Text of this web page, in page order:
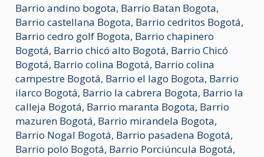
Barrio andino bogota, Barrio Batan Bogota,
Barrio castellana Bogota, Barrio cedritos Bogotá,
Barrio cedro golf Bogota, Barrio chapinero
Bogotá, Barrio chicó alto Bogotá, Barrio Chicó
Bogotá, Barrio colina Bogotá, Barrio colina
campestre Bogotá, Barrio el lago Bogota, Barrio
ilarco Bogotá, Barrio la cabrera Bogota, Barrio la
calleja Bogotá, Barrio maranta Bogota, Barrio
mazuren Bogotá, Barrio mirandela Bogota,
Barrio Nogal Bogotá, Barrio pasadena Bogotá,
Barrio polo Bogotá, Barrio Porciúncula Bogotá,